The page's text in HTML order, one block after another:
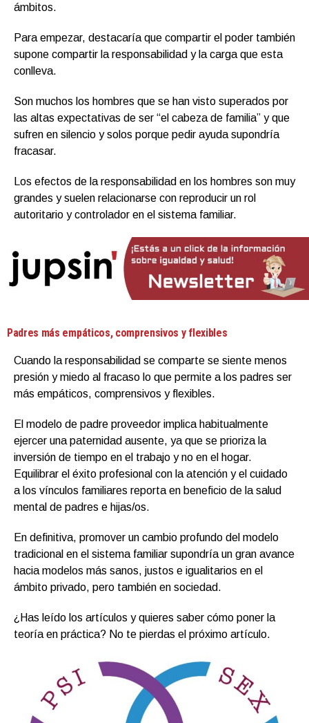
ámbitos.
Para empezar, destacaría que compartir el poder también
supone compartir la responsabilidad y la carga que esta
conlleva.
Son muchos los hombres que se han visto superados por
las altas expectativas de ser “el cabeza de familia” y que
sufren en silencio y solos porque pedir ayuda supondría
fracasar.
Los efectos de la responsabilidad en los hombres son muy
grandes y suelen relacionarse con reproducir un rol
autoritario y controlador en el sistema familiar.
Padres más empáticos, comprensivos y flexibles
Cuando la responsabilidad se comparte se siente menos
presión y miedo al fracaso lo que permite a los padres ser
más empáticos, comprensivos y flexibles.
El modelo de padre proveedor implica habitualmente
ejercer una paternidad ausente, ya que se prioriza la
inversión de tiempo en el trabajo y no en el hogar.
Equilibrar el éxito profesional con la atención y el cuidado
a los vínculos familiares reporta en beneficio de la salud
mental de padres e hijas/os.
En definitiva, promover un cambio profundo del modelo
tradicional en el sistema familiar supondría un gran avance
hacia modelos más sanos, justos e igualitarios en el
ámbito privado, pero también en sociedad.
¿Has leído los artículos y quieres saber cómo poner la
teoría en práctica? No te pierdas el próximo artículo.